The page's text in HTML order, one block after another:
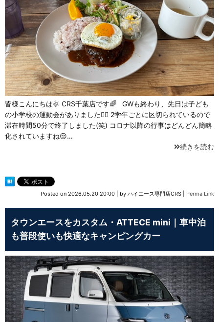
皆様こんにちは🌞 CRS千葉店です🌈 GWも終わり、先日は子ども
の小学校の運動会がありました🏃‍♀️ 2学年ごとに区切られているので
滞在時間50分で終了しました(笑) コロナ以降の行事はどんどん簡略
化されていますね😔…
続きを読む
Posted on 2026.05.20 20:00 by ハイエース専門店CRS Perma Link
タウンエースをカスタム・ATTECE mini｜車中泊
も普段使いも快適なキャンピングカー